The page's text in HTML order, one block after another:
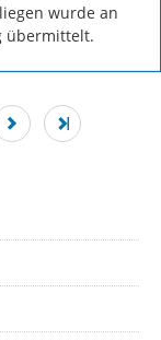
wurde an
übermittelt.